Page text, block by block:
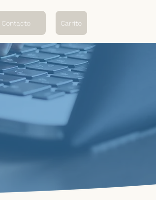
Contacto Carrito